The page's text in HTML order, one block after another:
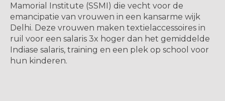
Mamorial Institute (SSMI) die vecht voor de
emancipatie van vrouwen in een kansarme wijk
Delhi. Deze vrouwen maken textielaccessoires in
ruil voor een salaris 3x hoger dan het gemiddelde
Indiase salaris, training en een plek op school voor
hun kinderen.